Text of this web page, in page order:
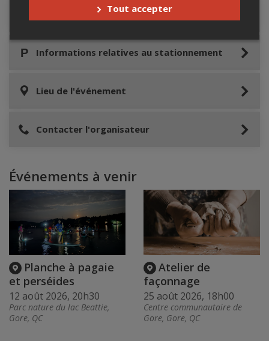
Accès au site de l'événement
Informations relatives au stationnement
Lieu de l'événement
Contacter l'organisateur
Événements à venir
Planche à pagaie
et perséides
12 août 2026, 20h30
Parc nature du lac Beattie,
Gore, QC
Atelier de
façonnage
25 août 2026, 18h00
Centre communautaire de
Gore, Gore, QC
Tout accepter